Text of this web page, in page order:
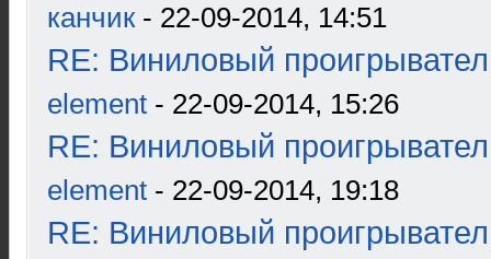
канчик- 22-09-2014, 14:51
RE: Виниловый
element - 22-09-2014, 15:26
RE: Виниловый
element - 22-09-2014, 19:18
RE: Виниловый